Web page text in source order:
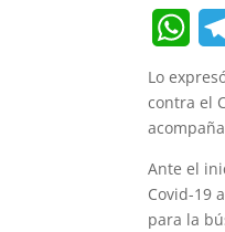
h
a
t
s
e
l
e
g
Lo
contra el
Ante el
Covid-19
para la